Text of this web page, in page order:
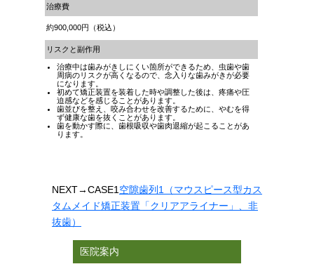
治療費
約900,000円（税込）
リスクと副作用
治療中は歯みがきしにくい箇所ができるため、虫歯や歯
周病のリスクが高くなるので、念入りな歯みがきが必要
になります。
初めて矯正装置を装着した時や調整した後は、疼痛や圧
迫感などを感じることがあります。
歯並びを整え、咬み合わせを改善するために、やむを得
ず健康な歯を抜くことがあります。
歯を動かす際に、歯根吸収や歯肉退縮が起こることがあ
ります。
NEXT→CASE1 空隙歯列1（マウスピース型カス
タムメイド矯正装置「クリアアライナー」、非
抜歯）
医院案内